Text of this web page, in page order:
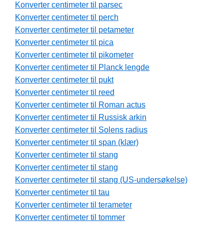
Konverter centimeter til parsec
Konverter centimeter til perch
Konverter centimeter til petameter
Konverter centimeter til pica
Konverter centimeter til pikometer
Konverter centimeter til Planck lengde
Konverter centimeter til pukt
Konverter centimeter til reed
Konverter centimeter til Roman actus
Konverter centimeter til Russisk arkin
Konverter centimeter til Solens radius
Konverter centimeter til span (klær)
Konverter centimeter til stang
Konverter centimeter til stang
Konverter centimeter til stang (US-undersøkelse)
Konverter centimeter til tau
Konverter centimeter til terameter
Konverter centimeter til tommer